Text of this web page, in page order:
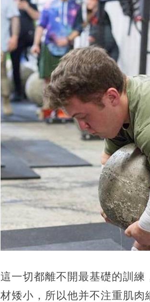
這一切都離不開最基礎的訓
材矮小，所以他并不注重肌